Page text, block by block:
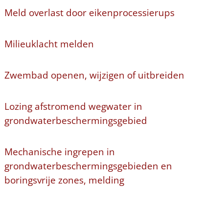
Meld overlast door eikenprocessierups
Milieuklacht melden
Zwembad openen, wijzigen of uitbreiden
Lozing afstromend wegwater in
grondwaterbeschermingsgebied
Mechanische ingrepen in
grondwaterbeschermingsgebieden en
boringsvrije zones, melding